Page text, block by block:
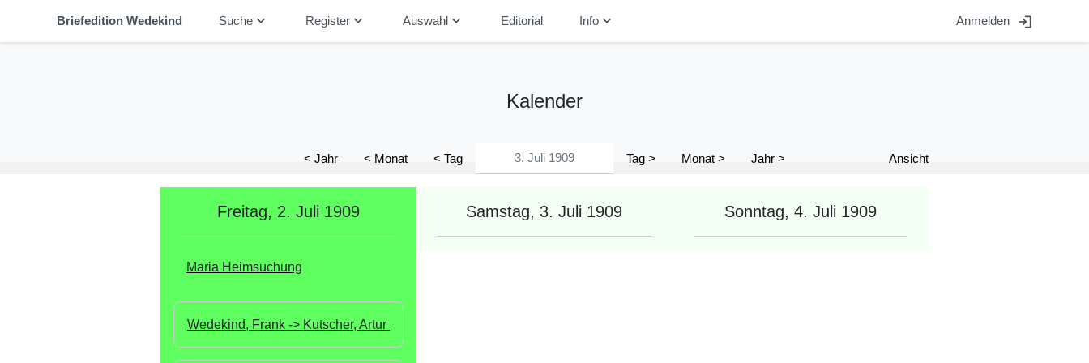
Briefedition Wedekind Suchekeyboard_arrow_down Registerkeyboard_arrow_down Auswahlkeyboard_arrow_down Editorial Infokeyboard_arrow_down Anmelden login
Kalender
< Jahr < Monat < Tag Tag > Monat > Jahr > Ansicht
Freitag, 2. Juli 1909
Maria Heimsuchung
Wedekind, Frank -> Kutscher, Artur
Samstag, 3. Juli 1909 Sonntag, 4. Juli 1909